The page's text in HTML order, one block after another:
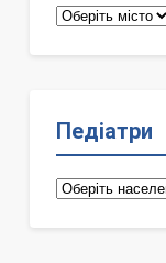
Терапевти
Педіатри
Педіатри